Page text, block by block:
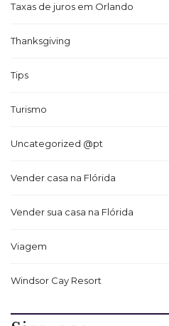
Taxas de juros em Orlando
Thanksgiving
Tips
Turismo
Uncategorized @pt
Vender casa na Flórida
Vender sua casa na Flórida
Viagem
Windsor Cay Resort